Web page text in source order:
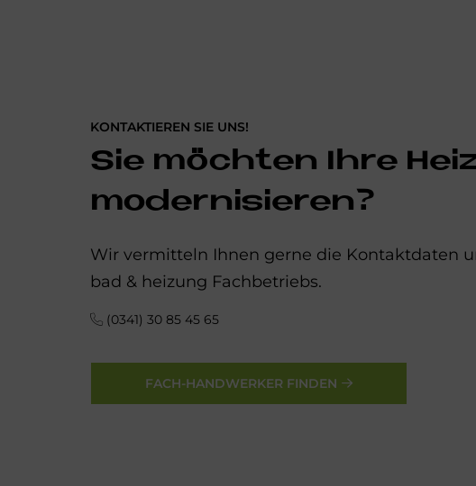
KONTAKTIEREN SIE UNS!
Sie möchten Ihre
modernisieren?
Wir vermitteln Ihnen gerne die Kontaktdaten
bad & heizung Fachbetriebs.
(0341) 30 85 45 65
FACH-HANDWERKER FINDEN